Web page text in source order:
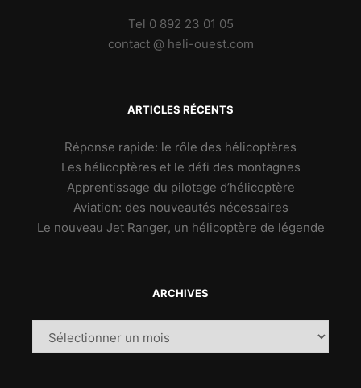
Tel 0 892 23 01 05
contact @ heli-ouest.com
ARTICLES RÉCENTS
Réponse rapide: le rôle des hélicoptères
Les hélicoptères et le défi des montagnes
Apprentissage du pilotage d’hélicoptère
Aviation: des nouveautés nécessaires
Le nouveau Jet Ranger, un hélicoptère de légende
ARCHIVES
Archives